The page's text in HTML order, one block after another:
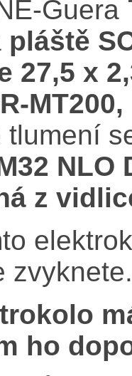
pláště
27,5 x
tlumení
NLO
z
zvyknete.
ho